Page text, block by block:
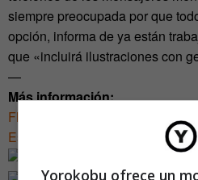
siempre preocupada por que
opción, informa de ya están
que «incluirá ilustraciones con
—
Más información:
Flirtmojis: los emojis ideales
Espagueti)
Yorokobu ofrece un